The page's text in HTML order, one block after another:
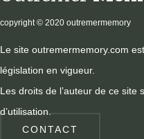
copyright© 2020 outremermemory
Le site outremermemory.com
législation en vigueur.
Les droits de l’auteur de ce
d’utilisation.
CONTACT